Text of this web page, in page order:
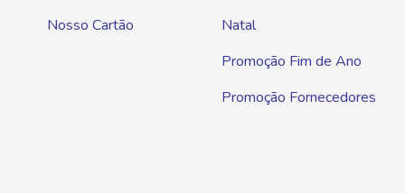
Nosso Cartão
Natal
Promoção Fim de Ano
Promoção Fornecedores